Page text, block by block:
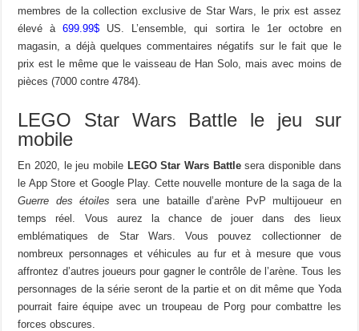
membres de la collection exclusive de Star Wars, le prix est assez
élevé à699.99$ US. L’ensemble, qui sortira le 1er octobre en
magasin, a déjà quelques commentaires négatifs sur le fait que le
prix est le même que le vaisseau de Han Solo, mais avec moins de
pièces (7000 contre 4784).
LEGO Star Wars Battle le jeu sur
mobile
En 2020, le jeu mobile LEGO Star Wars Battlesera disponible dans
le App Store et Google Play. Cette nouvelle monture de la saga de la
Guerre des étoiles sera une bataille d’arène PvP multijoueur en
temps réel. Vous aurez la chance de jouer dans des lieux
emblématiques de Star Wars. Vous pouvez collectionner de
nombreux personnages et véhicules au fur et à mesure que vous
affrontez d’autres joueurs pour gagner le contrôle de l’arène. Tous les
personnages de la série seront de la partie et on dit même que Yoda
pourrait faire équipe avec un troupeau de Porg pour combattre les
forces obscures.